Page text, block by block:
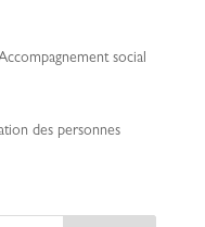
social
des personnes